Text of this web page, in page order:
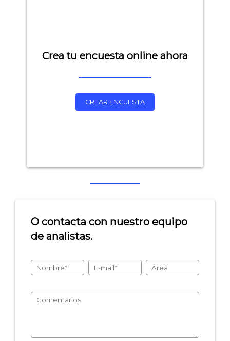
Crea tu encuesta online ahora
CREAR ENCUESTA
O contacta con nuestro equipo
de analistas.